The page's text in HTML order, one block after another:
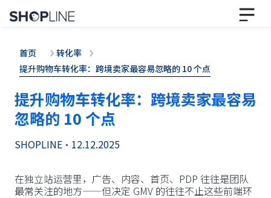
首页
转化率
提升购物车转化率：跨境卖家最容易忽略的 10 个点
提升购物车转化率：跨境卖家最容易
忽略的 10 个点
SHOPLINE • 12.12.2025
在独立站运营里，广告、内容、首页、PDP 往往是团队
最常关注的地方——但决定 GMV 的往往不止这些前端环